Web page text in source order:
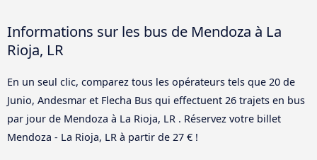
Informations sur les bus de Mendoza à La
Rioja, LR
En un seul clic, comparez tous les opérateurs tels que 20 de
Junio, Andesmar et Flecha Bus qui effectuent 26 trajets en bus
par jour de Mendoza à La Rioja, LR . Réservez votre billet
Mendoza - La Rioja, LR à partir de 27 € !